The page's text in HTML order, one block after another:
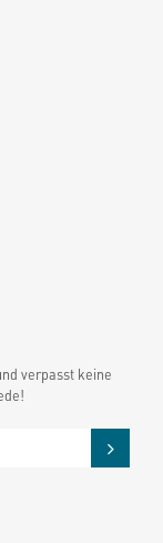
verpasst keine